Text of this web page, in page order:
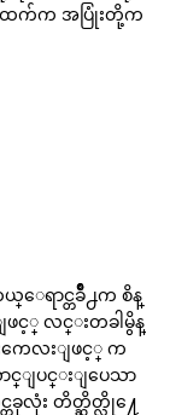
ထက်က အပြုံးတို့က
ေရာင္တခ်ိဳ႕က စိန္
င့္ လင္းတခါမွိန္
ေလးျဖင့္ က
ျပင္းျပေသာ
ခုလုံး တိတ္ဆိတ္လို႔ေ